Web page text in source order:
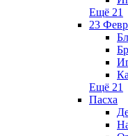
Ещё 21
23
Ещё 21
Пасха